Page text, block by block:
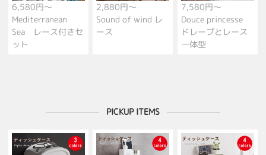
6,580円～
Mediterranean
Sea レース付きセ
ット
2,880円～
Sound of wind レ
ース
7,580円～
Douce princesse
ドレープとレース
一体型
PICKUP ITEMS